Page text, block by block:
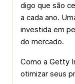
digo que são
a cada ano.
investida em
do mercado.
Como a Getty
otimizar seus